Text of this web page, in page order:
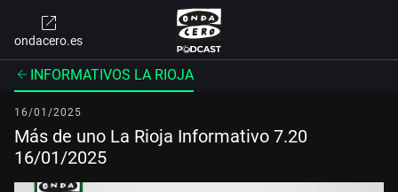
ondacero.es
INFORMATIVOS LA RIOJA
16/01/2025
Más de uno La Rioja Informativo 7.20
16/01/2025